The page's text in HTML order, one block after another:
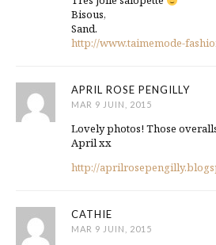
Bisous,
Sand.
http://www.taimemode-
APRIL ROSE PENGILLY
MAR 9 JUIN, 2015
Lovely photos! Those
April xx
http://
CATHIE
MAR 9 JUIN, 2015